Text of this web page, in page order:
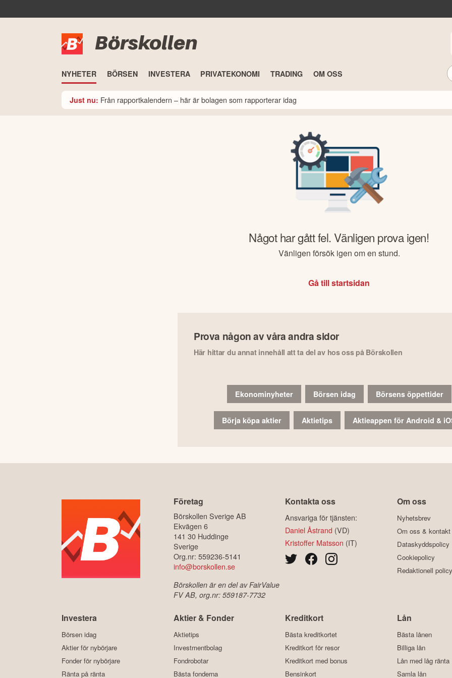
Börskollen
NYHETER BÖRSEN INVESTERA PRIVATEKONOMI TRADING OM OSS
Just nu: Från rapportkalendern – här är bolagen som rapporterar idag
Något har gått fel. Vänligen prova igen!
Vänligen försök igen om en stund.
Gå till startsidan
Prova någon av våra andra sidor
Här hittar du annat innehåll att ta del av hos oss på Börskollen
Ekonominyheter Börsen idag Börsens öppettider
Börja köpa aktier Aktietips Aktieappen för Android &
Företag
Börskollen Sverige AB
Ekvägen 6
141 30 Huddinge
Sverige
Org.nr: 559236-5141
info@borskollen.se
Börskollen är en del av FairValue
FV AB, org.nr: 559187-7732
Kontakta oss
Ansvariga för tjänsten:
Daniel Åstrand (VD)
Kristoffer Matsson (IT)
Om oss
Nyhetsbrev
Om oss & kontakt
Dataskyddspolicy
Cookiepolicy
Redaktionell policy
Investera
Börsen idag
Aktier för nybörjare
Fonder för nybörjare
Ränta på ränta
Aktier & Fonder
Aktietips
Investmentbolag
Fondrobotar
Bästa fonderna
Kreditkort
Bästa kreditkortet
Kreditkort för resor
Kreditkort med bonus
Bensinkort
Lån
Bästa lånen
Billiga lån
Lån med låg ränta
Samla lån